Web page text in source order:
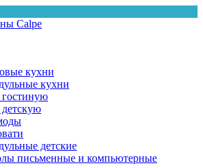
кухни
кухни
детские
письменные и компьютерные